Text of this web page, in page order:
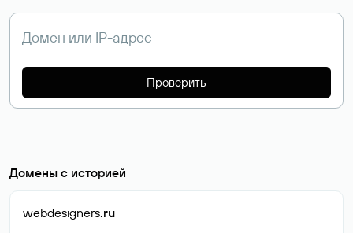
Проверить
Домены с историей
webdesigners.ru